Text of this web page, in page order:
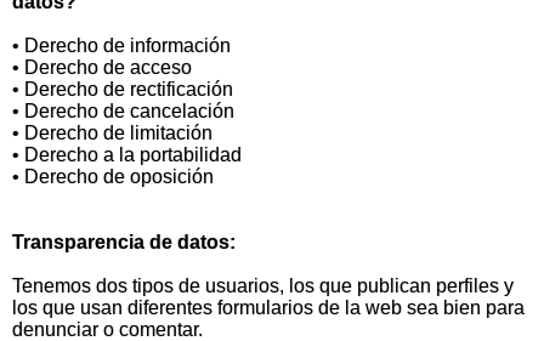
• Derecho de información
• Derecho de acceso
• Derecho de rectificación
• Derecho de cancelación
• Derecho de limitación
• Derecho a la portabilidad
• Derecho de oposición
Transparencia de datos:
Tenemos dos tipos de usuarios, los que publican perfiles y
los que usan diferentes formularios de la web sea bien para
denunciar o comentar.